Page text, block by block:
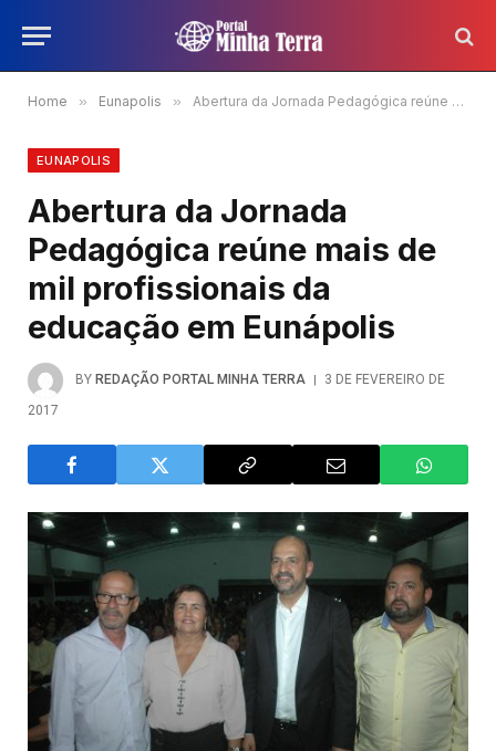
Home » Eunapolis » Abertura da Jornada Pedagógica reúne mais de mil profissionais da educação em Eunápolis
EUNAPOLIS
Abertura da Jornada
Pedagógica reúne mais de
mil profissionais da
educação em Eunápolis
BY REDAÇÃO PORTAL MINHA TERRA
3 DE FEVEREIRO DE
2017